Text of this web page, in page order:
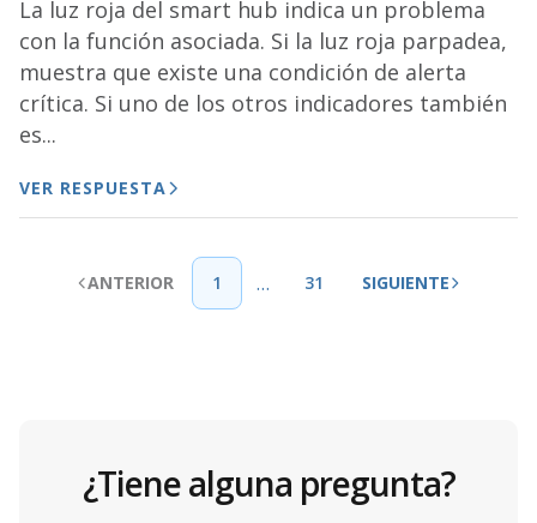
La luz roja del smart hub indica un problema
con la función asociada. Si la luz roja parpadea,
muestra que existe una condición de alerta
crítica. Si uno de los otros indicadores también
es...
VER RESPUESTA
ANTERIOR 1 … 31 SIGUIENTE
¿Tiene alguna pregunta?